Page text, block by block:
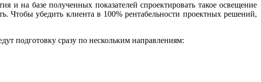
и на базе полученных показателей спроектировать такое освещение
Чтобы убедить клиента в 100% рентабельности проектных решений,
подготовку сразу по нескольким направлениям: